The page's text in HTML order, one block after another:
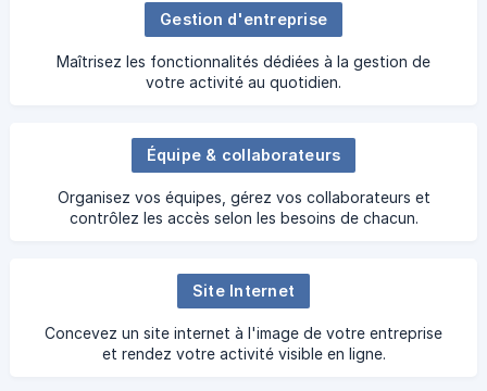
Gestion d'entreprise
Maîtrisez les fonctionnalités dédiées à la gestion de
votre activité au quotidien.
Équipe & collaborateurs
Organisez vos équipes, gérez vos collaborateurs et
contrôlez les accès selon les besoins de chacun.
Site Internet
Concevez un site internet à l'image de votre entreprise
et rendez votre activité visible en ligne.